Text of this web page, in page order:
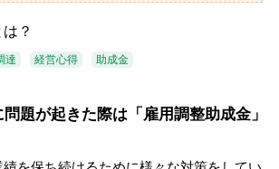
達 経営心得 助成金
題が起きた際は「雇用調整助成金」